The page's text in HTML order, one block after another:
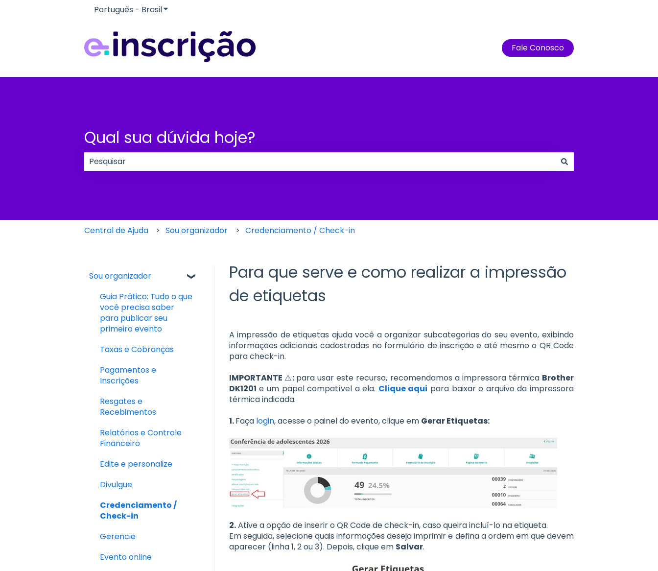
Português - BrasilMostrar submenu para traduções
Fale Conosco
Qual sua dúvida hoje?
Central de Ajuda Sou organizador Credenciamento / Check-in
Para que serve e como realizar a impressão
de etiquetas
A impressão de etiquetas ajuda você a organizar subcategorias do seu evento, exibindo
informações adicionais cadastradas no formulário de inscrição e até mesmo o QR Code
para check-in.
IMPORTANTE ⚠️: para usar este recurso, recomendamos a impressora térmica Brother
DK1201 e um papel compatível a ela. Clique aqui para baixar o arquivo da impressora
térmica indicada.
1.Faça login, acesse o painel do evento, clique em Gerar Etiquetas:
2.Ative a opção de inserir o QR Code de check-in, caso queira incluí-lo na etiqueta.
Em seguida, selecione quais informações deseja imprimir e defina a ordem em que devem
aparecer (linha 1, 2 ou 3). Depois, clique em Salvar.
Sou organizador
Guia Prático: Tudo o que
você precisa saber
para publicar seu
primeiro evento
Taxas e Cobranças
Pagamentos e
Inscrições
Resgates e
Recebimentos
Relatórios e Controle
Financeiro
Edite e personalize
Divulgue
Credenciamento /
Check-in
Gerencie
Evento online